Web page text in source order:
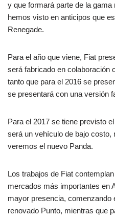
y que formará parte de la
hemos visto en anticipos que
Renegade.
Para el año que viene, Fiat
será fabricado en colaboración
tanto que para el 2016 se
se presentará con una versión
Para el 2017 se tiene previsto
será un vehículo de bajo costo,
veremos el nuevo Panda.
Los trabajos de Fiat
mercados más importantes en
mayor presencia, comenzando
renovado Punto, mientras que